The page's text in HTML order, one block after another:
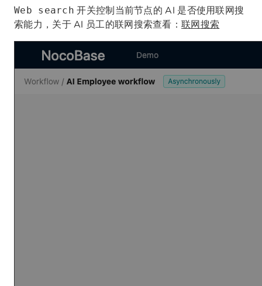
Web search 开关控制当前节点的 AI 是否使用联网搜
索能力，关于 AI 员工的联网搜索查看：联网搜索